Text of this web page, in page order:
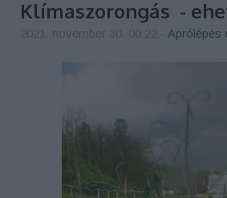
Klímaszorongás -
Aprólépés